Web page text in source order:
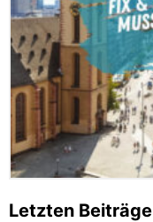
Letzten Beiträge